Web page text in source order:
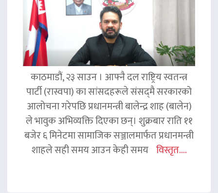
काठमाडौं, २३ साउन । आफ्नै दल राष्ट्रिय स्वतन्त्र
पार्टी (रास्वपा) का सांसदहरूले संसद्‌मै सरकारको
आलोचना गरेपछि प्रधानमन्त्री बालेन्द्र शाह (बालेन)
ले भावुक अभिव्यक्ति दिएका छन्। शुक्रबार राति ११
बजेर ६ मिनेटमा सामाजिक सञ्जालमार्फत प्रधानमन्त्री
शाहले सही समय आउन केही समय विस्तृत....